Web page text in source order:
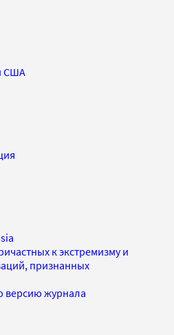
США
к экстремизму и
признанных
версию журнала